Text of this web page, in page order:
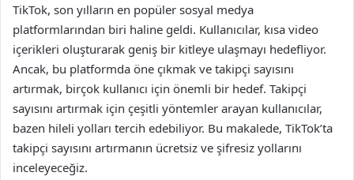
TikTok, son yılların en popüler sosyal medya
platformlarından biri haline geldi. Kullanıcılar, kısa video
içerikleri oluşturarak geniş bir kitleye ulaşmayı hedefliyor.
Ancak, bu platformda öne çıkmak ve takipçi sayısını
artırmak, birçok kullanıcı için önemli bir hedef. Takipçi
sayısını artırmak için çeşitli yöntemler arayan kullanıcılar,
bazen hileli yolları tercih edebiliyor. Bu makalede, TikTok’ta
takipçi sayısını artırmanın ücretsiz ve şifresiz yollarını
inceleyeceğiz.